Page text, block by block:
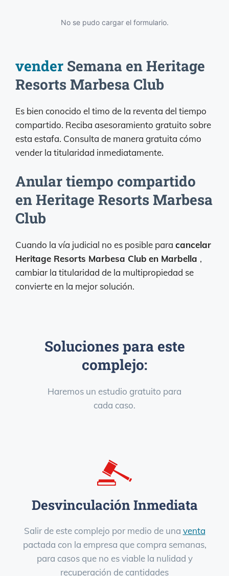
No se pudo cargar el formulario.
vender Semana en Heritage
Resorts Marbesa Club
Es bien conocido el timo de la reventa del tiempo
compartido. Reciba asesoramiento gratuito sobre
esta estafa. Consulta de manera gratuita cómo
vender la titularidad inmediatamente.
Anular tiempo compartido
en Heritage Resorts Marbesa
Club
Cuando la vía judicial no es posible para cancelar
Heritage Resorts Marbesa Club en Marbella ,
cambiar la titularidad de la multipropiedad se
convierte en la mejor solución.
Soluciones para este
complejo:
Haremos un estudio gratuito para
cada caso.
Desvinculación Inmediata
Salir de este complejo por medio de una venta
pactada con la empresa que compra semanas,
para casos que no es viable la nulidad y
recuperación de cantidades